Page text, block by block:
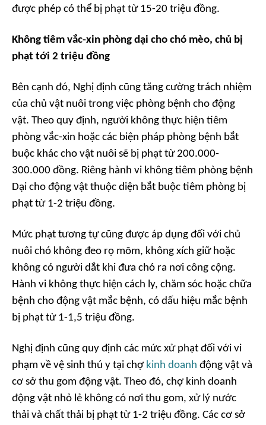
được phép có thể bị phạt từ 15-20 triệu đồng.
Không tiêm vắc-xin phòng dại cho chó mèo, chủ bị
phạt tới 2 triệu đồng
Bên cạnh đó, Nghị định cũng tăng cường trách nhiệm
của chủ vật nuôi trong việc phòng bệnh cho động
vật. Theo quy định, người không thực hiện tiêm
phòng vắc-xin hoặc các biện pháp phòng bệnh bắt
buộc khác cho vật nuôi sẽ bị phạt từ 200.000-
300.000 đồng. Riêng hành vi không tiêm phòng bệnh
Dại cho động vật thuộc diện bắt buộc tiêm phòng bị
phạt từ 1-2 triệu đồng.
Mức phạt tương tự cũng được áp dụng đối với chủ
nuôi chó không đeo rọ mõm, không xích giữ hoặc
không có người dắt khi đưa chó ra nơi công cộng.
Hành vi không thực hiện cách ly, chăm sóc hoặc chữa
bệnh cho động vật mắc bệnh, có dấu hiệu mắc bệnh
bị phạt từ 1-1,5 triệu đồng.
Nghị định cũng quy định các mức xử phạt đối với vi
phạm về vệ sinh thú y tại chợ kinh doanh động vật và
cơ sở thu gom động vật. Theo đó, chợ kinh doanh
động vật nhỏ lẻ không có nơi thu gom, xử lý nước
thải và chất thải bị phạt từ 1-2 triệu đồng. Các cơ sở